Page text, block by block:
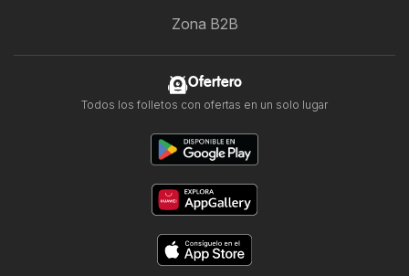
Zona B2B
Ofertero
Todos los folletos con ofertas en un solo lugar